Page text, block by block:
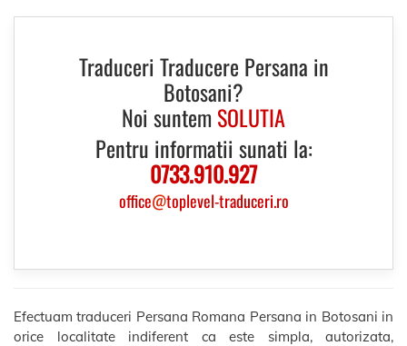
Traduceri Traducere Persana in
Botosani?
Noi suntem SOLUTIA
Pentru informatii sunati la:
0733.910.927
office@toplevel-traduceri.ro
Efectuam traduceri Persana Romana Persana in Botosani in
orice localitate indiferent ca este simpla, autorizata,